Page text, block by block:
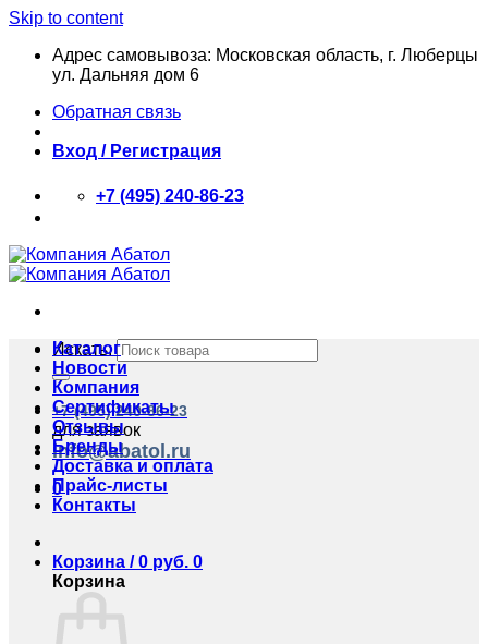
Skip to content
Адрес самовывоза: Московская область, г. Люберцы
ул. Дальняя дом 6
Обратная связь
Вход / Регистрация
+7 (495) 240-86-23
Искать:
+7 (495) 240-86-23
для заявок
info@abatol.ru
0
Каталог
Новости
Компания
Сертификаты
Отзывы
Бренды
Доставка и оплата
Прайс-листы
Контакты
Корзина /0 руб. 0
Корзина